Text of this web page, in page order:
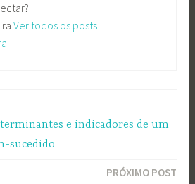
Ver todos os posts
e indicadores de um
sucedido
PRÓXIMO POST